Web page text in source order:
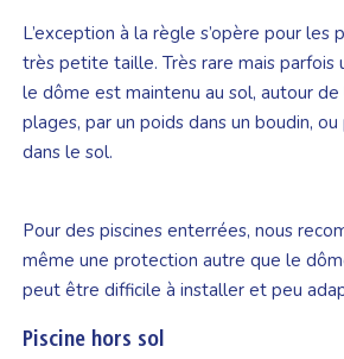
L’exception à la règle s’opère pour les
très petite taille. Très rare mais
le dôme est maintenu au sol, autour de
plages, par un poids dans un boudin,
dans le sol.
Pour des piscines enterrées, nous
même une protection autre que le
peut être difficile à installer et peu
Piscine hors sol